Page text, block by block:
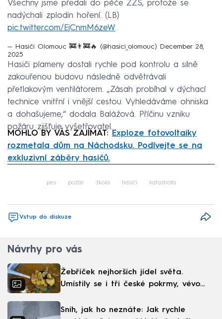
Všechny jsme předali do péče ZZS, protože se
nadýchali zplodin hoření. (LB)
pic.twitter.com/EjCnmM6zeW
— Hasiči Olomouc 🚒👨‍🚒🔥 (@hasici_olomouc)
December 28,
2025
Hasiči plameny dostali rychle pod kontrolu a silně
zakouřenou budovu následně odvětrávali
přetlakovým ventilátorem. „Zásah probíhal v dýchací
technice vnitřní i vnější cestou. Vyhledáváme ohniska
a dohašujeme,“ dodala Balážová. Příčinu vzniku
požáru zjišťuje vyšetřovatel.
MOHLO BY VÁS ZAJÍMAT:
Exploze fotovoltaiky
rozmetala dům na Náchodsku. Podívejte se na
exkluzivní záběry hasičů.
pes požár škola hasiči katastrofa
Vstup do diskuze
Návrhy pro vás
Žebříček nejhorších jídel světa.
Umístily se i tři české pokrmy, vévodí
Sníh, jak ho neznáte: Jak rychle